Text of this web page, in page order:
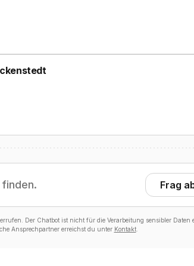
Frag
Der Chatbot ist nicht für die Verarbeitung sensibler Daten
Ansprechpartner erreichst du unter Kontakt.